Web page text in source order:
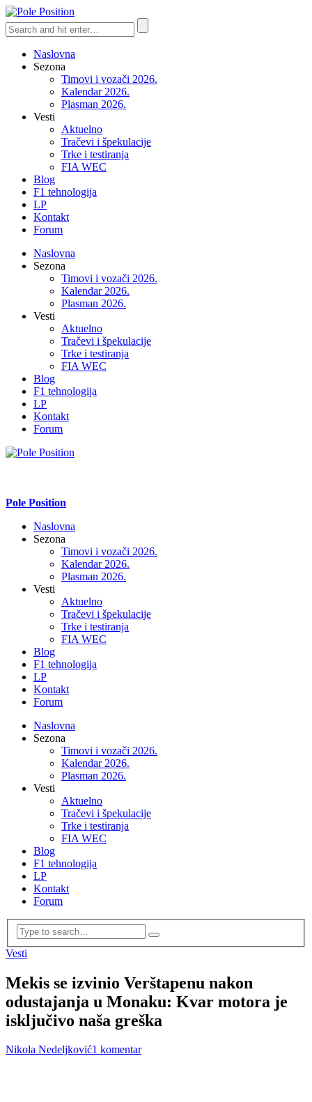
Naslovna
Sezona
Timovi i vozači 2026.
Kalendar 2026.
Plasman 2026.
Vesti
Aktuelno
Tračevi i špekulacije
Trke i testiranja
FIA WEC
Blog
F1 tehnologija
LP
Kontakt
Forum
Naslovna
Sezona
Timovi i vozači 2026.
Kalendar 2026.
Plasman 2026.
Vesti
Aktuelno
Tračevi i špekulacije
Trke i testiranja
FIA WEC
Blog
F1 tehnologija
LP
Kontakt
Forum
Pole Position
Naslovna
Sezona
Timovi i vozači 2026.
Kalendar 2026.
Plasman 2026.
Vesti
Aktuelno
Tračevi i špekulacije
Trke i testiranja
FIA WEC
Blog
F1 tehnologija
LP
Kontakt
Forum
Naslovna
Sezona
Timovi i vozači 2026.
Kalendar 2026.
Plasman 2026.
Vesti
Aktuelno
Tračevi i špekulacije
Trke i testiranja
FIA WEC
Blog
F1 tehnologija
LP
Kontakt
Forum
Vesti
Mekis se izvinio Verštapenu nakon
odustajanja u Monaku: Kvar motora je
isključivo naša greška
Nikola Nedeljković1 komentar